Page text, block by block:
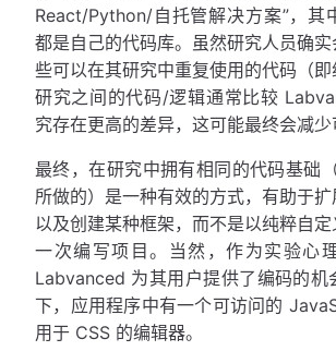
React/Python/自托管解决方案”，其
都是自己的代码库。虽然研究人员确
些可以在其研究中重复使用的代码（
研究之间的代码/逻辑通常比较
究存在更高的差异，这可能最终会减少
最终，在研究中拥有相同的代码基础
所做的）是一种有效的方式，有助于扩
以及创建某种框架，而不是以纯粹自
一次编写项目。当然，作为实验心
Labvanced 为其用户提供了编码的机
下，应用程序中有一个可访问的
用于 CSS 的编辑器。